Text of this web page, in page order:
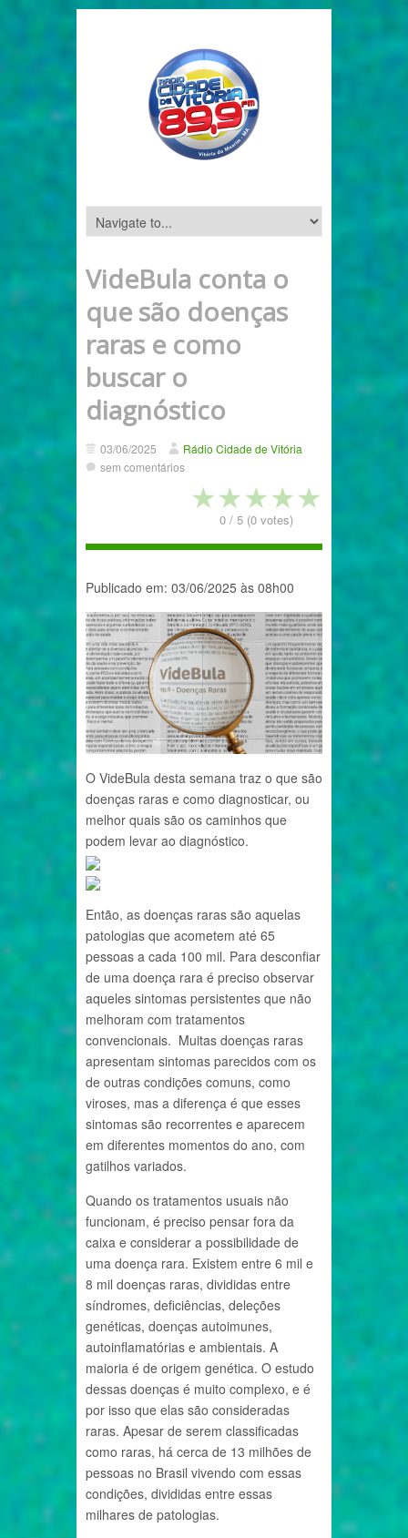
VideBula conta o
que são doenças
raras e como
buscar o
diagnóstico
03/06/2025
Rádio Cidade de Vitória
sem comentários
★★★★★
0 / 5 (0 votes)
Publicado em: 03/06/2025 às 08h00
O VideBula desta semana traz o que são
doenças raras e como diagnosticar, ou
melhor quais são os caminhos que
podem levar ao diagnóstico.
Então, as doenças raras são aquelas
patologias que acometem até 65
pessoas a cada 100 mil. Para desconfiar
de uma doença rara é preciso observar
aqueles sintomas persistentes que não
melhoram com tratamentos
convencionais. Muitas doenças raras
apresentam sintomas parecidos com os
de outras condições comuns, como
viroses, mas a diferença é que esses
sintomas são recorrentes e aparecem
em diferentes momentos do ano, com
gatilhos variados.
Quando os tratamentos usuais não
funcionam, é preciso pensar fora da
caixa e considerar a possibilidade de
uma doença rara. Existem entre 6 mil e
8 mil doenças raras, divididas entre
síndromes, deficiências, deleções
genéticas, doenças autoimunes,
autoinflamatórias e ambientais. A
maioria é de origem genética. O estudo
dessas doenças é muito complexo, e é
por isso que elas são consideradas
raras. Apesar de serem classificadas
como raras, há cerca de 13 milhões de
pessoas no Brasil vivendo com essas
condições, divididas entre essas
milhares de patologias.